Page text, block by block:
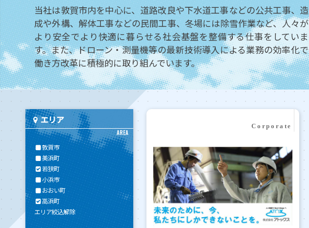
当社は敦賀市内を中心に、道路改良や下水道工事などの公共工事、造
成や外構、解体工事などの民間工事、冬場には除雪作業など、人々が
より安全でより快適に暮らせる社会基盤を整備する仕事をしていま
す。また、ドローン・測量機等の最新技術導入による業務の効率化で
働き方改革に積極的に取り組んでいます。
エリア
AREA
敦賀市
美浜町
若狭町
小浜市
おおい町
高浜町
エリア絞込解除